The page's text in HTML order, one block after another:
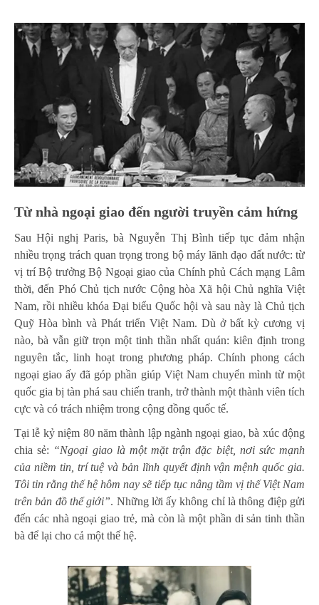
Từ nhà ngoại giao đến người truyền cảm hứng
Sau Hội nghị Paris, bà Nguyễn Thị Bình tiếp tục đảm nhận
nhiều trọng trách quan trọng trong bộ máy lãnh đạo đất nước: từ
vị trí Bộ trưởng Bộ Ngoại giao của Chính phủ Cách mạng Lâm
thời, đến Phó Chủ tịch nước Cộng hòa Xã hội Chủ nghĩa Việt
Nam, rồi nhiều khóa Đại biểu Quốc hội và sau này là Chủ tịch
Quỹ Hòa bình và Phát triển Việt Nam. Dù ở bất kỳ cương vị
nào, bà vẫn giữ trọn một tinh thần nhất quán: kiên định trong
nguyên tắc, linh hoạt trong phương pháp. Chính phong cách
ngoại giao ấy đã góp phần giúp Việt Nam chuyển mình từ một
quốc gia bị tàn phá sau chiến tranh, trở thành một thành viên tích
cực và có trách nhiệm trong cộng đồng quốc tế.
Tại lễ kỷ niệm 80 năm thành lập ngành ngoại giao, bà xúc động
chia sẻ: “Ngoại giao là một mặt trận đặc biệt, nơi sức mạnh
của niềm tin, trí tuệ và bản lĩnh quyết định vận mệnh quốc gia.
Tôi tin rằng thế hệ hôm nay sẽ tiếp tục nâng tầm vị thế Việt Nam
trên bản đồ thế giới”. Những lời ấy không chỉ là thông điệp gửi
đến các nhà ngoại giao trẻ, mà còn là một phần di sản tinh thần
bà để lại cho cả một thế hệ.